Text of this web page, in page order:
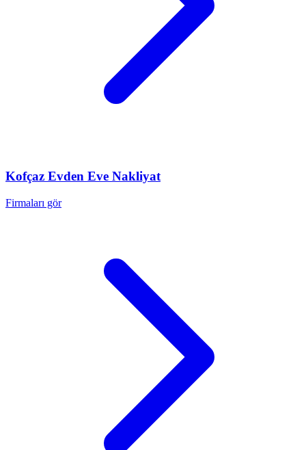
Kofçaz Evden Eve Nakliyat
Firmaları gör